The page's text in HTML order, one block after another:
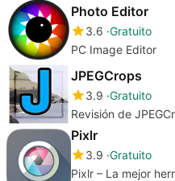
Photo Editor
3.6 Gratuito
PC Image Editor
JPEGCrops
3.9 Gratuito
Revisión de
Pixlr
3.9 Gratuito
Pixlr – La mejor